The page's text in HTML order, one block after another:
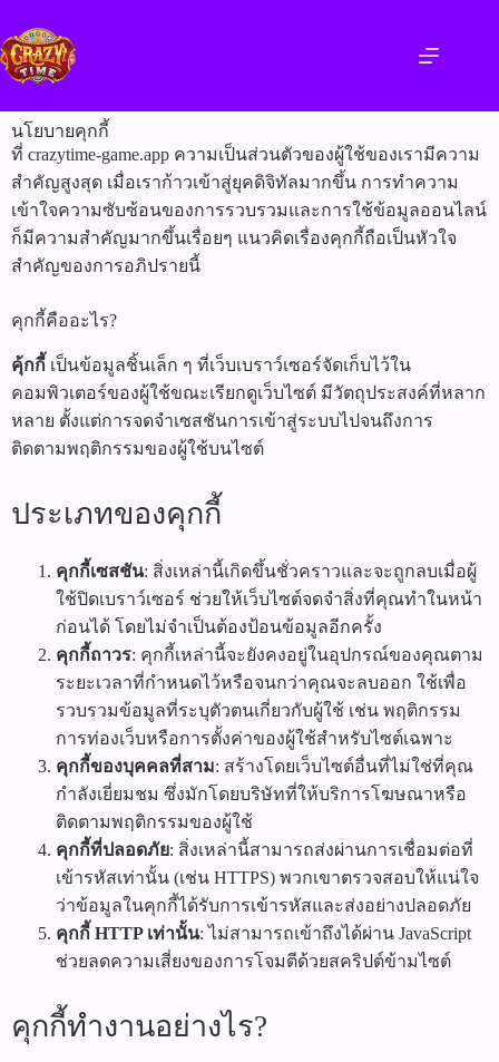
นโยบายคุกกี้
ที่ crazytime-game.app ความเป็นส่วนตัวของผู้ใช้ของเรามีความ
สำคัญสูงสุด เมื่อเราก้าวเข้าสู่ยุคดิจิทัลมากขึ้น การทำความ
เข้าใจความซับซ้อนของการรวบรวมและการใช้ข้อมูลออนไลน์
ก็มีความสำคัญมากขึ้นเรื่อยๆ แนวคิดเรื่องคุกกี้ถือเป็นหัวใจ
สำคัญของการอภิปรายนี้
คุกกี้คืออะไร?
คุ้กกี้ เป็นข้อมูลชิ้นเล็ก ๆ ที่เว็บเบราว์เซอร์จัดเก็บไว้ใน
คอมพิวเตอร์ของผู้ใช้ขณะเรียกดูเว็บไซต์ มีวัตถุประสงค์ที่หลาก
หลาย ตั้งแต่การจดจำเซสชันการเข้าสู่ระบบไปจนถึงการ
ติดตามพฤติกรรมของผู้ใช้บนไซต์
ประเภทของคุกกี้
คุกกี้เซสชัน: สิ่งเหล่านี้เกิดขึ้นชั่วคราวและจะถูกลบเมื่อผู้
ใช้ปิดเบราว์เซอร์ ช่วยให้เว็บไซต์จดจำสิ่งที่คุณทำในหน้า
ก่อนได้ โดยไม่จำเป็นต้องป้อนข้อมูลอีกครั้ง
คุกกี้ถาวร: คุกกี้เหล่านี้จะยังคงอยู่ในอุปกรณ์ของคุณตาม
ระยะเวลาที่กำหนดไว้หรือจนกว่าคุณจะลบออก ใช้เพื่อ
รวบรวมข้อมูลที่ระบุตัวตนเกี่ยวกับผู้ใช้ เช่น พฤติกรรม
การท่องเว็บหรือการตั้งค่าของผู้ใช้สำหรับไซต์เฉพาะ
คุกกี้ของบุคคลที่สาม: สร้างโดยเว็บไซต์อื่นที่ไม่ใช่ที่คุณ
กำลังเยี่ยมชม ซึ่งมักโดยบริษัทที่ให้บริการโฆษณาหรือ
ติดตามพฤติกรรมของผู้ใช้
คุกกี้ที่ปลอดภัย: สิ่งเหล่านี้สามารถส่งผ่านการเชื่อมต่อที่
เข้ารหัสเท่านั้น (เช่น HTTPS) พวกเขาตรวจสอบให้แน่ใจ
ว่าข้อมูลในคุกกี้ได้รับการเข้ารหัสและส่งอย่างปลอดภัย
คุกกี้ HTTP เท่านั้น: ไม่สามารถเข้าถึงได้ผ่าน JavaScript
ช่วยลดความเสี่ยงของการโจมตีด้วยสคริปต์ข้ามไซต์
คุกกี้ทำงานอย่างไร?